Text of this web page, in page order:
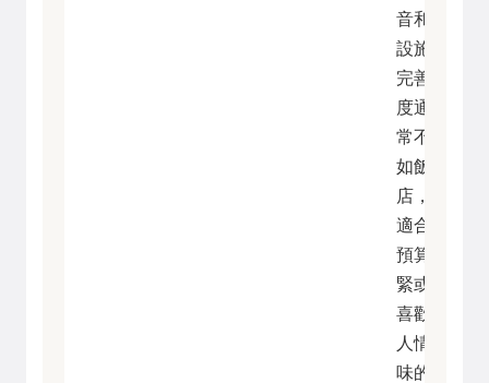
音和
設施
完善
度通
常不
如飯
店，
適合
預算
緊或
喜歡
人情
味的